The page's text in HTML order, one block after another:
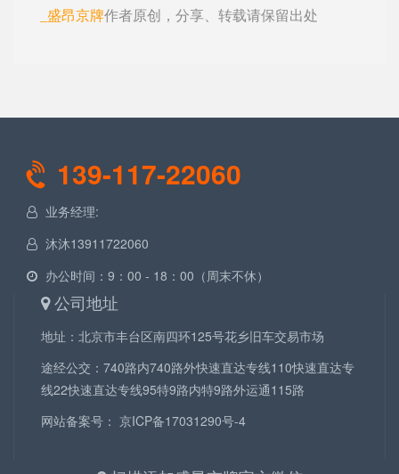
_盛昂京牌作者原创，分享、转载请保留出处
139-117-22060
业务经理:
沐沐13911722060
办公时间：9：00 - 18：00（周末不休）
公司地址
地址：北京市丰台区南四环125号花乡旧车交易市场
途经公交：740路内740路外快速直达专线110快速直达专
线22快速直达专线95特9路内特9路外运通115路
网站备案号： 京ICP备17031290号-4